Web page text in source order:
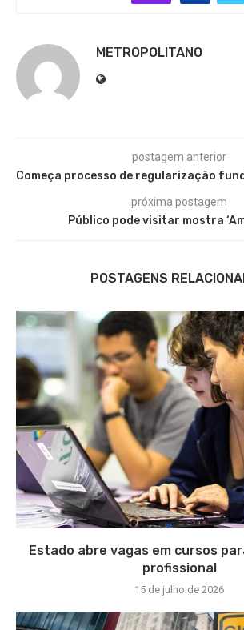
METROPOLITANO
postagem anterior
Começa processo de regularização
próxima postagem
Público pode visitar mostra
POSTAGENS
Estado abre vagas em cursos
profissional
15 de julho de 2026